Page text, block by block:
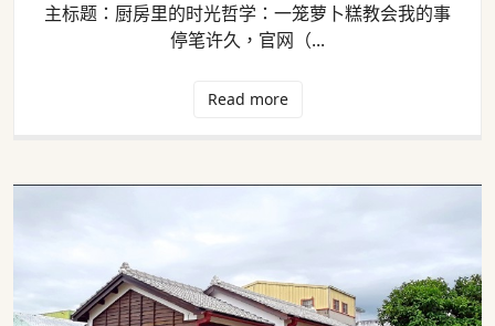
马儿甜作生活之路重新启动
主标题：厨房里的时光哲学：一笼萝卜糕教会我的事
停笔许久，官网（...
Read more